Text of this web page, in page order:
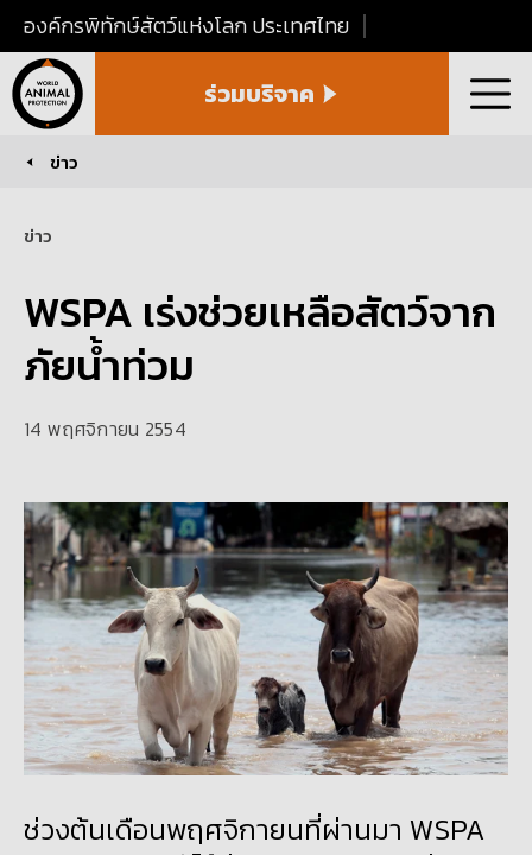
องค์กรพิทักษ์สัตว์แห่งโลก ประเทศไทย
Animal
Protection
ร่วมบริจาค เมนู
You are here:
ข่าว
WSPA เร่งช่วยเหลือสัตว์จาก
ภัยน้ำท่วม
ข่าว
14 พฤศจิกายน 2554
ช่วงต้นเดือนพฤศจิกายนที่ผ่านมา WSPA